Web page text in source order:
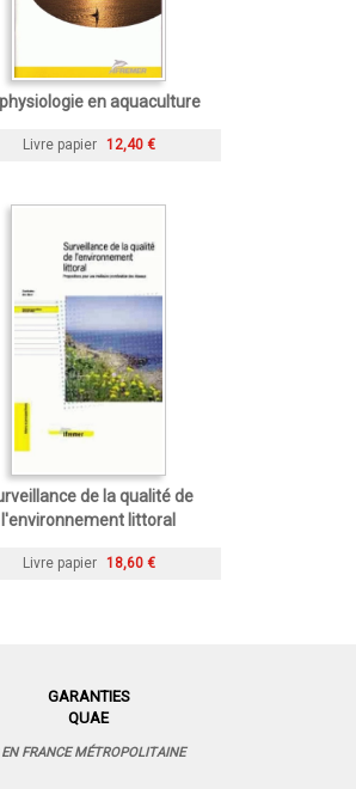
en aquaculture
Livre papier 12,40 €
de la qualité de
l'environnement littoral
Livre papier 18,60 €
GARANTIES
QUAE
FRANCE MÉTROPOLITAINE